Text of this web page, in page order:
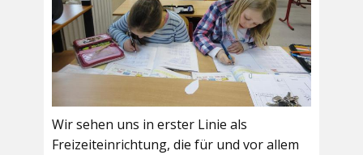
Wir sehen uns in erster Linie als
Freizeiteinrichtung, die für und vor allem